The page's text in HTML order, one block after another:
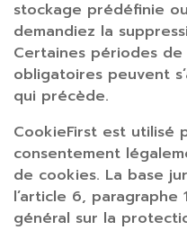
stockage prédéfinie
demandiez la
Certaines périodes
obligatoires peuvent
qui précède.
CookieFirst est utilisé
consentement
de cookies. La base
l’article 6,
général sur la